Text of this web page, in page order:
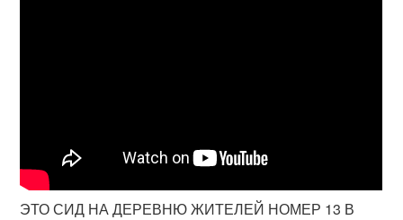
ЭТО СИД НА ДЕРЕВНЮ ЖИТЕЛЕЙ НОМЕР 13 В